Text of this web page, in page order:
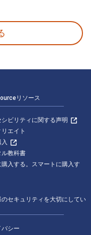
リソース
シビリティに関する声明
エイト
ル教科書
購入する。スマートに購入す
のセキュリティを大切にしてい
バシー